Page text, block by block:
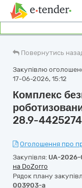
Повернутись
Закупівлю
17-06-2026, 15:12
Комплекс
28.9-
Оголошення про
Закупівля: UA-
на DoZorro
Рядок плану
003903-a